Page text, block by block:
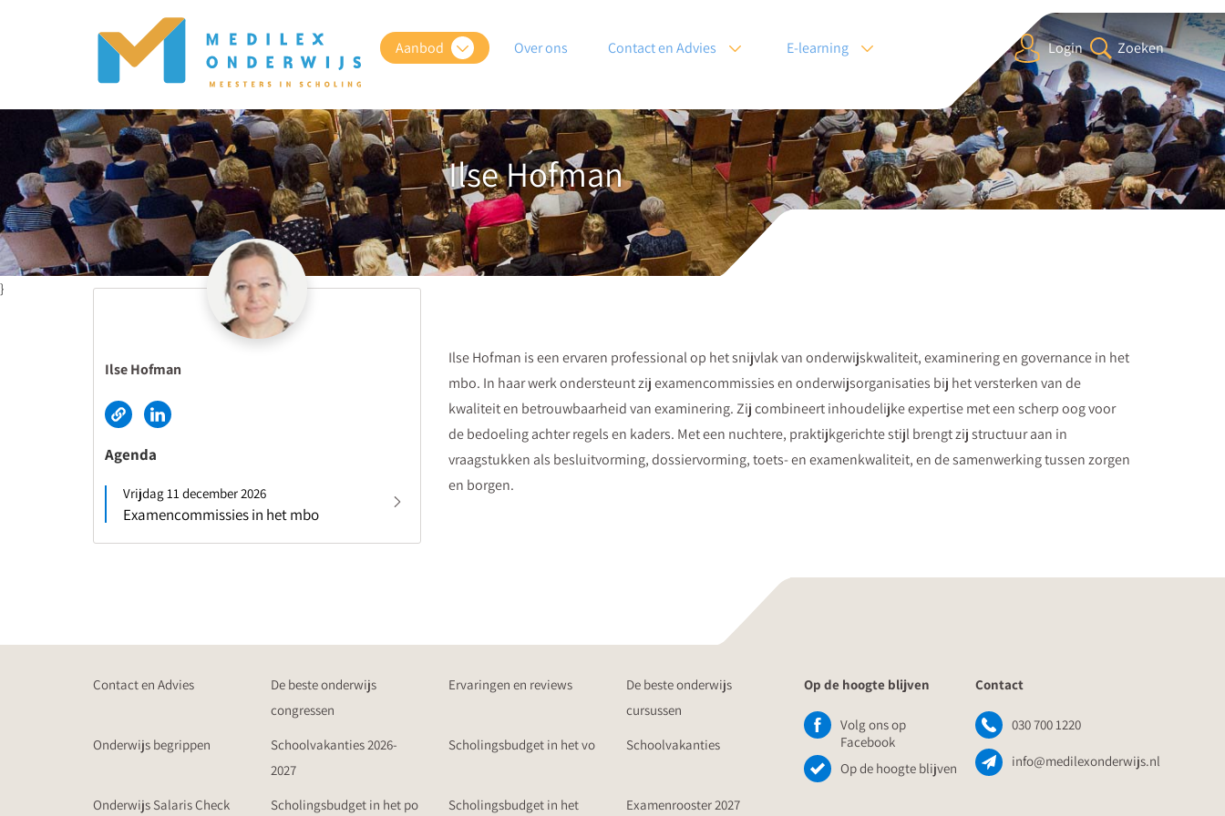
Aanbod Over ons Contact en Advies E-learning Login Zoeken
Ilse Hofman
}
Ilse Hofman
Agenda
Vrijdag 11 december 2026
Examencommissies in het mbo
Ilse Hofman is een ervaren professional op het snijvlak van onderwijskwaliteit, examinering en governance in het
mbo. In haar werk ondersteunt zij examencommissies en onderwijsorganisaties bij het versterken van de
kwaliteit en betrouwbaarheid van examinering. Zij combineert inhoudelijke expertise met een scherp oog voor
de bedoeling achter regels en kaders. Met een nuchtere, praktijkgerichte stijl brengt zij structuur aan in
vraagstukken als besluitvorming, dossiervorming, toets- en examenkwaliteit, en de samenwerking tussen zorgen
en borgen.
Contact en Advies
De beste onderwijs
congressen
Ervaringen en reviews
De beste onderwijs
cursussen
Onderwijs begrippen
Schoolvakanties 2026-
2027
Scholingsbudget in het vo Schoolvakanties
Onderwijs Salaris Check Scholingsbudget in het po Scholingsbudget in het Examenrooster 2027
Op de hoogte blijven
Volg ons op
Facebook
Op de hoogte blijven
Contact
030 700 1220
info@medilexonderwijs.nl